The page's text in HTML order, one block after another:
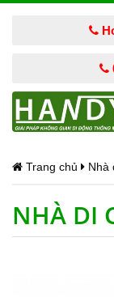
Trang chủ Nhà
NHÀ DI